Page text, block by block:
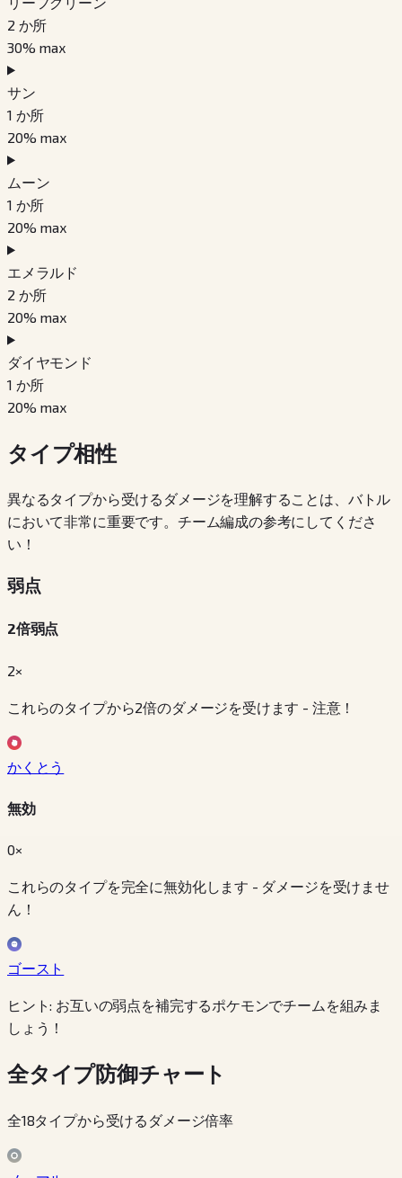
2 か所
30% max
サン
1 か所
20% max
ムーン
1 か所
20% max
エメラルド
2 か所
20% max
ダイヤモンド
1 か所
20% max
タイプ相性
異なるタイプから受けるダメージを理解することは、バトル
において非常に重要です。チーム編成の参考にしてくださ
い！
弱点
2倍弱点
2×
これらのタイプから2倍のダメージを受けます - 注意！
かくとう
無効
0×
これらのタイプを完全に無効化します - ダメージを受けませ
ん！
ゴースト
ヒント: お互いの弱点を補完するポケモンでチームを組みま
しょう！
全タイプ防御チャート
全18タイプから受けるダメージ倍率